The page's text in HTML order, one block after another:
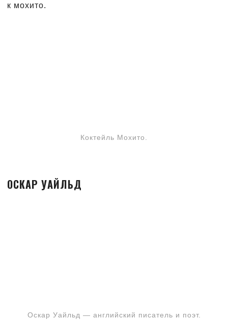
к мохито.
Коктейль Мохито.
ОСКАР УАЙЛЬД
Оскар Уайльд — английский писатель и поэт.